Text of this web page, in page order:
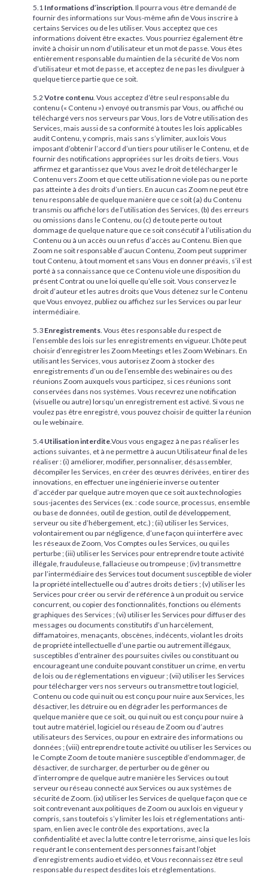
5.1 Informations d’inscription . Il pourra vous être demandé de
fournir des informations sur Vous-même afin de Vous inscrire à
certains Services ou de les utiliser. Vous acceptez que ces
informations doivent être exactes. Vous pourriez également être
invité à choisir un nom d’utilisateur et un mot de passe. Vous êtes
entièrement responsable du maintien de la sécurité de Vos nom
d’utilisateur et mot de passe, et acceptez de ne pas les divulguer à
quelque tierce partie que ce soit.
5.2Votre contenu. Vous acceptez d’être seul responsable du
contenu (« Contenu ») envoyé ou transmis par Vous, ou affiché ou
téléchargé vers nos serveurs par Vous, lors de Votre utilisation des
Services, mais aussi de sa conformité à toutes les lois applicables
audit Contenu, y compris, mais sans s’y limiter, aux lois Vous
imposant d’obtenir l’accord d’un tiers pour utiliser le Contenu, et de
fournir des notifications appropriées sur les droits de tiers. Vous
affirmez et garantissez que Vous avez le droit de télécharger le
Contenu vers Zoom et que cette utilisation ne viole pas ou ne porte
pas atteinte à des droits d’un tiers. En aucun cas Zoom ne peut être
tenu responsable de quelque manière que ce soit (a) du Contenu
transmis ou affiché lors de l’utilisation des Services, (b) des erreurs
ou omissions dans le Contenu, ou (c) de toute perte ou tout
dommage de quelque nature que ce soit consécutif à l’utilisation du
Contenu ou à un accès ou un refus d’accès au Contenu. Bien que
Zoom ne soit responsable d’aucun Contenu, Zoom peut supprimer
tout Contenu, à tout moment et sans Vous en donner préavis, s’il est
porté à sa connaissance que ce Contenu viole une disposition du
présent Contrat ou une loi quelle qu’elle soit. Vous conservez le
droit d’auteur et les autres droits que Vous détenez sur le Contenu
que Vous envoyez, publiez ou affichez sur les Services ou par leur
intermédiaire.
5.3 Enregistrements. Vous êtes responsable du respect de
l’ensemble des lois sur les enregistrements en vigueur. L’hôte peut
choisir d’enregistrer les Zoom Meetings et les Zoom Webinars. En
utilisant les Services, vous autorisez Zoom à stocker des
enregistrements d’un ou de l’ensemble des webinaires ou des
réunions Zoom auxquels vous participez, si ces réunions sont
conservées dans nos systèmes. Vous recevrez une notification
(visuelle ou autre) lorsqu’un enregistrement est activé. Si vous ne
voulez pas être enregistré, vous pouvez choisir de quitter la réunion
ou le webinaire.
5.4Utilisation interdite.Vous vous engagez à ne pas réaliser les
actions suivantes, et à ne permettre à aucun Utilisateur final de les
réaliser : (i) améliorer, modifier, personnaliser, désassembler,
décompiler les Services, en créer des œuvres dérivées, en tirer des
innovations, en effectuer une ingénierie inverse ou tenter
d’accéder par quelque autre moyen que ce soit aux technologies
sous-jacentes des Services (ex. : code source, processus, ensemble
ou base de données, outil de gestion, outil de développement,
serveur ou site d’hébergement, etc.) ; (ii) utiliser les Services,
volontairement ou par négligence, d’une façon qui interfère avec
les réseaux de Zoom, Vos Comptes ou les Services, ou qui les
perturbe ; (iii) utiliser les Services pour entreprendre toute activité
illégale, frauduleuse, fallacieuse ou trompeuse ; (iv) transmettre
par l’intermédiaire des Services tout document susceptible de violer
la propriété intellectuelle ou d’autres droits de tiers ; (v) utiliser les
Services pour créer ou servir de référence à un produit ou service
concurrent, ou copier des fonctionnalités, fonctions ou éléments
graphiques des Services ; (vi) utiliser les Services pour diffuser des
messages ou documents constitutifs d’un harcèlement,
diffamatoires, menaçants, obscènes, indécents, violant les droits
de propriété intellectuelle d’une partie ou autrement illégaux,
susceptibles d’entraîner des poursuites civiles ou constituant ou
encourageant une conduite pouvant constituer un crime, en vertu
de lois ou de réglementations en vigueur ; (vii) utiliser les Services
pour télécharger vers nos serveurs ou transmettre tout logiciel,
Contenu ou code qui nuit ou est conçu pour nuire aux Services, les
désactiver, les détruire ou en dégrader les performances de
quelque manière que ce soit, ou qui nuit ou est conçu pour nuire à
tout autre matériel, logiciel ou réseau de Zoom ou d’autres
utilisateurs des Services, ou pour en extraire des informations ou
données ; (viii) entreprendre toute activité ou utiliser les Services ou
le Compte Zoom de toute manière susceptible d’endommager, de
désactiver, de surcharger, de perturber ou de gêner ou
d’interrompre de quelque autre manière les Services ou tout
serveur ou réseau connecté aux Services ou aux systèmes de
sécurité de Zoom. (ix) utiliser les Services de quelque façon que ce
soit contrevenant aux politiques de Zoom ou aux lois en vigueur y
compris, sans toutefois s’y limiter les lois et réglementations anti-
spam, en lien avec le contrôle des exportations, avec la
confidentialité et avec la lutte contre le terrorisme, ainsi que les lois
requérant le consentement des personnes faisant l’objet
d’enregistrements audio et vidéo, et Vous reconnaissez être seul
responsable du respect desdites lois et réglementations.